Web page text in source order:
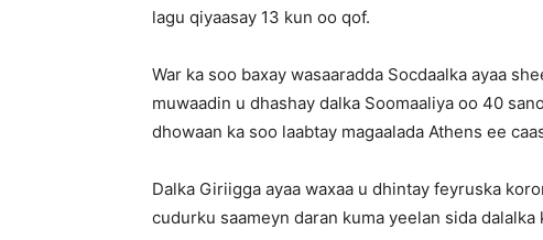
lagu qiyaasay 13 kun oo qof.
War ka soo baxay wasaaradda Socdaalka ayaa
muwaadin u dhashay dalka Soomaaliya oo 40
dhowaan ka soo laabtay magaalada Athens ee
Dalka Giriigga ayaa waxaa u dhintay feyruska
cudurku saameyn daran kuma yeelan sida dalalka